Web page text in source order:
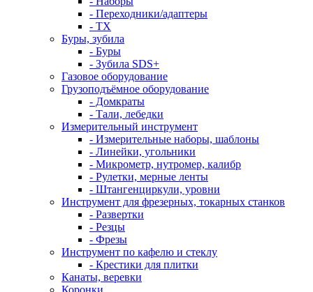
- Переходники/адаптеры
- ТX
Буры, зубила
- Буры
- Зубила SDS+
Газовое оборудование
Грузоподъёмное оборудование
- Домкраты
- Тали, лебедки
Измерительный инструмент
- Измерительные наборы, шаблоны
- Линейки, угольники
- Микрометр, нутромер, калибр
- Рулетки, мерные ленты
- Штангенциркули, уровни
Инструмент для фрезерных, токарных станков
- Развертки
- Резцы
- Фрезы
Инструмент по кафелю и стеклу
- Крестики для плитки
Канаты, веревки
Коронки